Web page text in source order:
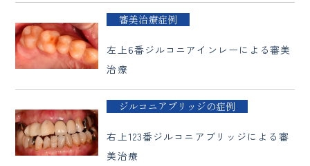
審美治療症例
左上6番ジルコニアインレーによる審美
治療
ジルコニアブリッジの症例
右上123番ジルコニアブリッジによる審
美治療